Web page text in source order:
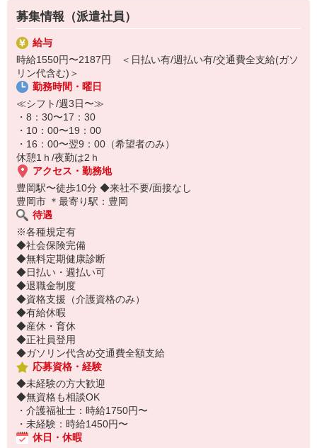
▼お仕事
・お部屋の見回り
・エントランス清掃
・お話相手
・お困りごとの介助 など
あなたと一緒にお仕事ができること、楽しみにしております＊。
募集情報（派遣社員）
給与
時給1550円〜2187円 ＜日払い有/週払い有/交通費全支給(ガソ
リン代含む)＞
勤務時間・曜日
≪シフト/週3日〜≫
・8：30〜17：30
・10：00〜19：00
・16：00〜翌9：00（希望者のみ）
休憩1ｈ/夜勤は2ｈ
アクセス・勤務地
豊岡駅〜徒歩10分 ◆来社不要/面接なし
豊岡市 ＊最寄り駅：豊岡
待遇
※各種規定有
◆社会保険完備
◆無料定期健康診断
◆日払い・週払い可
◆退職金制度
◆資格支援（介護資格のみ）
◆有給休暇
◆産休・育休
◆正社員登用
◆ガソリン代含め交通費全額支給
応募資格・経験
◆未経験の方大歓迎
◆無資格も相談OK
・介護福祉士：時給1750円〜
・未経験：時給1450円〜
休日・休暇